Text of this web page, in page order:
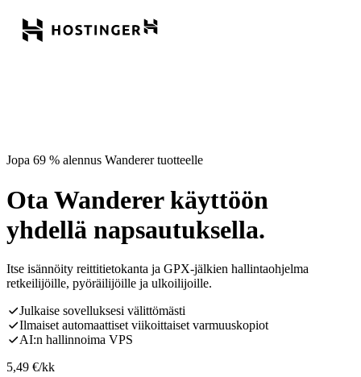
Jopa 69 % alennus Wanderer tuotteelle
Ota Wanderer käyttöön
yhdellä napsautuksella.
Itse isännöity reittitietokanta ja GPX-jälkien hallintaohjelma
retkeilijöille, pyöräilijöille ja ulkoilijoille.
Julkaise sovelluksesi välittömästi
Ilmaiset automaattiset viikoittaiset varmuuskopiot
AI:n hallinnoima VPS
5,49 €/kk